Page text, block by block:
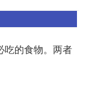
吃的食物。两者